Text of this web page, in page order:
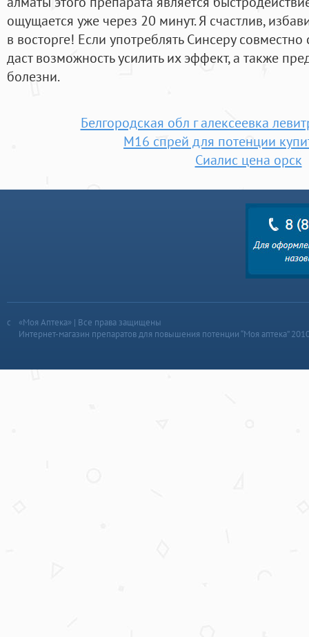
ощущается уже через 20 минут. Я счастлив,
в восторге! Если употреблять Синсеру
даст возможность усилить их эффект, а также
болезни.
Белгородская обл г алексеевка
М16 спрей для потенции
Сиалис цена орск
«Моя Аптека» | Все права защищены
Интернет-магазин препаратов для повышения потенции “Моя аптека”